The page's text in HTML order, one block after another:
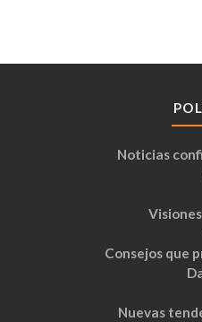
Noticias
Consejos que
Nuevas